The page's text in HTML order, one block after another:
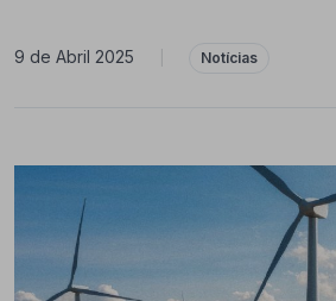
9 de Abril 2025 Notícias